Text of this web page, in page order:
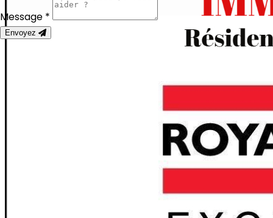
Message *
Envoyez